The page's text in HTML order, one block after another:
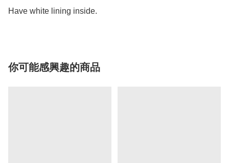
Have white lining inside.
你可能感興趣的商品